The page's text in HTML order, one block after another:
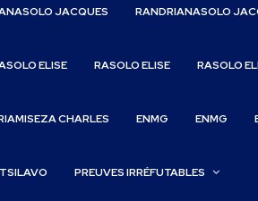
JACQUES RANDRIANASOLO
ELISE RASOLO ELISE RASOLO
CHARLES ENMG ENMG
PREUVES IRRÉFUTABLES